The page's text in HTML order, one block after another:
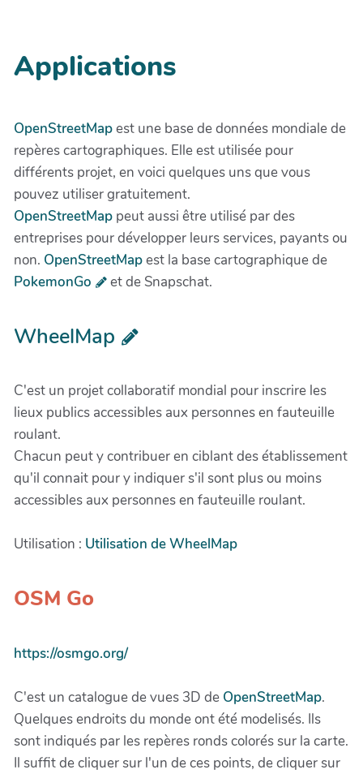
Applications
OpenStreetMapest une base de données mondiale de
repères cartographiques. Elle est utilisée pour
différents projet, en voici quelques uns que vous
pouvez utiliser gratuitement.
OpenStreetMap peut aussi être utilisé par des
entreprises pour développer leurs services, payants ou
non. OpenStreetMapest la base cartographique de
PokemonGo
et de Snapschat.
WheelMap
C'est un projet collaboratif mondial pour inscrire les
lieux publics accessibles aux personnes en fauteuille
roulant.
Chacun peut y contribuer en ciblant des établissement
qu'il connait pour y indiquer s'il sont plus ou moins
accessibles aux personnes en fauteuille roulant.
Utilisation : Utilisation de WheelMap
OSM Go
https://osmgo.org/
C'est un catalogue de vues 3D de OpenStreetMap.
Quelques endroits du monde ont été modelisés. Ils
sont indiqués par les repères ronds colorés sur la carte.
Il suffit de cliquer sur l'un de ces points, de cliquer sur